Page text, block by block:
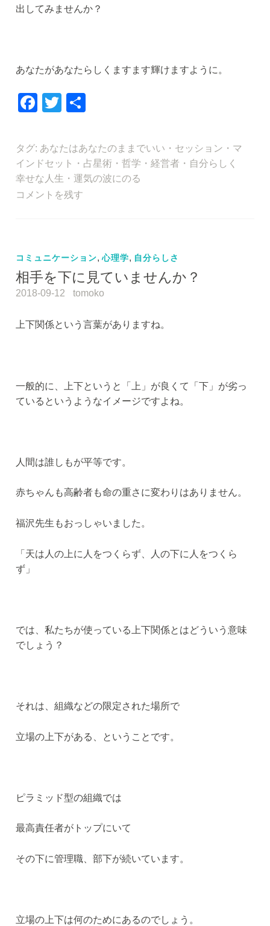
出してみませんか？
あなたがあなたらしくますます輝けますように。
F
c
e
b
o
T
tt
er
タグ: あなたはあなたのままでいい ・ セッション ・ マ
インドセット
・ 占星術 ・哲学 ・経営者 ・ 自分らしく
幸せな人生 ・運気の波にのる
コメントを残す
コミュニケーション,心理学, 自分らしさ
相手を下に見ていませんか？
2018-09-12 tomoko
上下関係という言葉がありますね。
一般的に、上下というと「上」が良くて「下」が劣っ
ているというようなイメージですよね。
人間は誰しもが平等です。
赤ちゃんも高齢者も命の重さに変わりはありません。
福沢先生もおっしゃいました。
「天は人の上に人をつくらず、人の下に人をつくら
ず」
では、私たちが使っている上下関係とはどういう意味
でしょう？
それは、組織などの限定された場所で
立場の上下がある、ということです。
ピラミッド型の組織では
最高責任者がトップにいて
その下に管理職、部下が続いています。
立場の上下は何のためにあるのでしょう。